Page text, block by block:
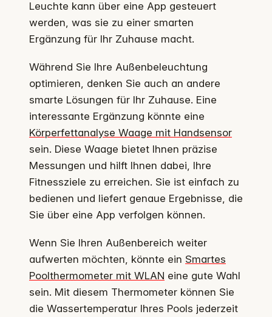
Leuchte kann über eine App gesteuert
werden, was sie zu einer smarten
Ergänzung für Ihr Zuhause macht.
Während Sie Ihre Außenbeleuchtung
optimieren, denken Sie auch an andere
smarte Lösungen für Ihr Zuhause. Eine
interessante Ergänzung könnte eine
Körperfettanalyse Waage mit Handsensor
sein. Diese Waage bietet Ihnen präzise
Messungen und hilft Ihnen dabei, Ihre
Fitnessziele zu erreichen. Sie ist einfach zu
bedienen und liefert genaue Ergebnisse, die
Sie über eine App verfolgen können.
Wenn Sie Ihren Außenbereich weiter
aufwerten möchten, könnte ein Smartes
Poolthermometer mit WLAN eine gute Wahl
sein. Mit diesem Thermometer können Sie
die Wassertemperatur Ihres Pools jederzeit